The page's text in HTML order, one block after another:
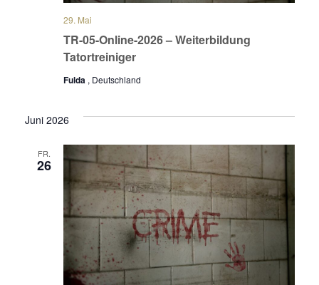
TR-05-Online-2026 – Weiterbildung
Tatortreiniger
29. Mai
Fulda , Deutschland
Juni 2026
FR.
26